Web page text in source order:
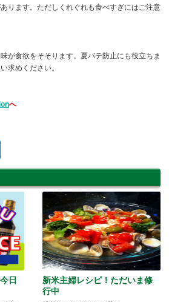
ります。ただしくれぐれも食べすぎにはご注意
が食欲をそそります。夏バテ防止にも役立ちま
求めください。
へ
日
新米主婦レシピ！ただいま修
行中